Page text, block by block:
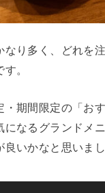
なり多く、どれを
。
期間限定の「お
になるグランドメ
いかなと思いまし